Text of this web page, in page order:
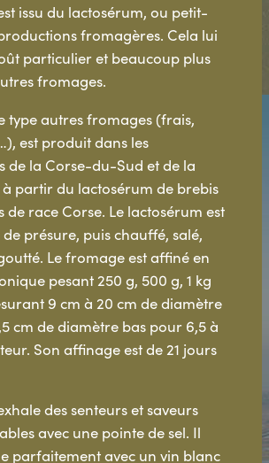
issu du lactosérum, ou petit-
fromagères. Cela lui
particulier et beaucoup plus
fromages.
type autres fromages (frais,
est produit dans les
de la Corse-du-Sud et de la
partir du lactosérum de brebis
de race Corse. Le lactosérum est
présure, puis chauffé, salé,
Le fromage est affiné en
pesant 250 g, 500 g, 1 kg
9 cm à 20 cm de diamètre
cm de diamètre bas pour 6,5 à
Son affinage est de 21 jours
des senteurs et saveurs
avec une pointe de sel. Il
parfaitement avec un vin blanc